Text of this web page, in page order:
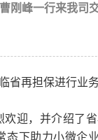
刚峰一行来我司
省再担保进行业
迎，并介绍了
下助力小微企